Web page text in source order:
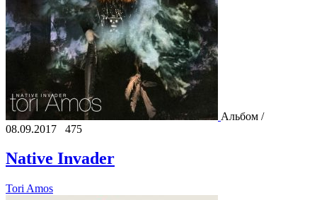
Альбом /
08.09.2017
475
Native Invader
Tori Amos